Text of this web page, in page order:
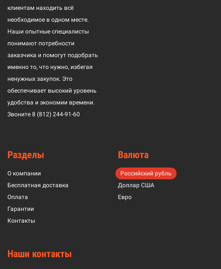
клиентам находить всё
необходимое в одном месте.
Наши опытные специалисты
понимают потребности
заказчика и помогут подобрать
именно то, что нужно, избегая
ненужных закупок. Это
обеспечивает высокий уровень
удобства и экономии времени.
Звоните 8 (812) 244-91-60
Разделы
О компании
Бесплатная доставка
Оплата
Гарантии
Контакты
Валюта
Российский рубль
Доллар США
Евро
Наши контакты